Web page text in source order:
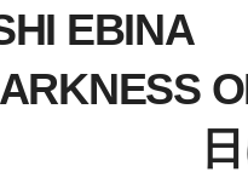
EBINA